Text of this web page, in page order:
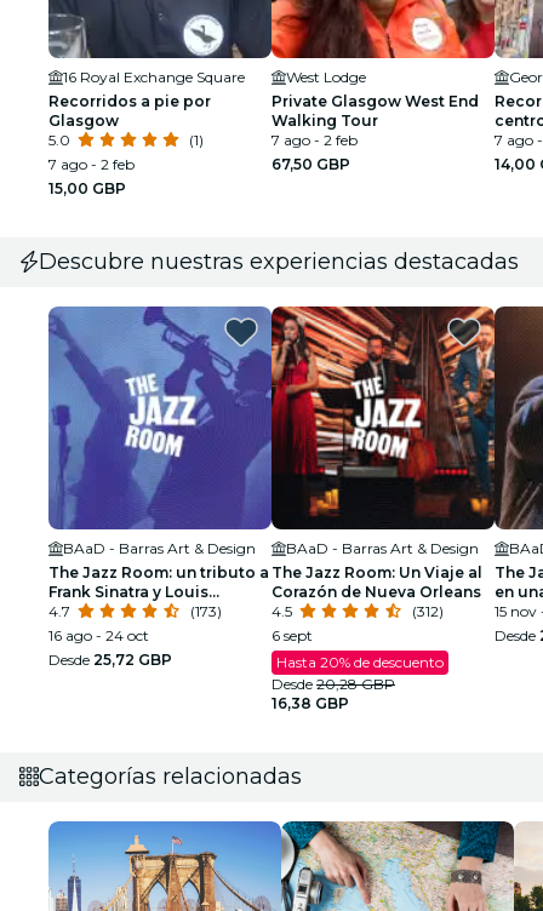
16 Royal Exchange Square
Recorridos a pie por
Glasgow
5.0
(1)
7 ago - 2 feb
15,00 GBP
West Lodge
Private Glasgow West End
Walking Tour
7 ago - 2 feb
67,50 GBP
7 ago
14,00
Descubre nuestras experiencias destacadas
BAaD - Barras Art & Design
The Jazz Room: un tributo a
Frank Sinatra y Louis
Armstrong
4.7
(173)
16 ago - 24 oct
Desde 25,72 GBP
BAaD - Barras Art & Design
The Jazz Room: Un Viaje al
Corazón de Nueva Orleans
4.5
(312)
6 sept
Hasta 20% de descuento
Desde 20,28 GBP
16,38 GBP
The
en
15 nov
Desde
Categorías relacionadas